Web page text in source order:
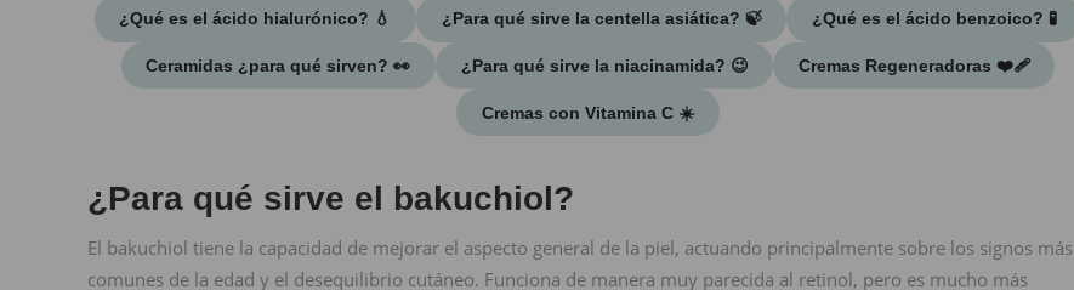
¿Qué es el ácido hialurónico? 💧​ ¿Para qué sirve la centella asiática? 🍃​ ¿Qué es el ácido benzoico? 🧪
Ceramidas ¿para qué sirven? 👀​ ¿Para qué sirve la niacinamida? 😉 Cremas Regeneradoras ❤️‍🩹​
Cremas con Vitamina C ☀️​
¿Para qué sirve el bakuchiol?
El bakuchiol tiene la capacidad de mejorar el aspecto general de la piel, actuando principalmente sobre los signos más
comunes de la edad y el desequilibrio cutáneo. Funciona de manera muy parecida al retinol, pero es mucho más